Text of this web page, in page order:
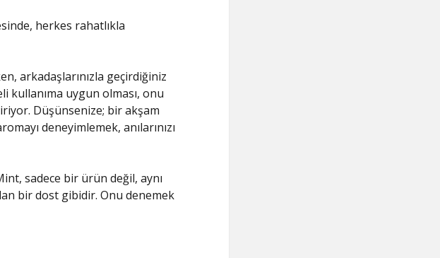
herkes rahatlıkla
arkadaşlarınızla geçirdiğiniz
kullanıma uygun olması, onu
Düşünsenize; bir akşam
deneyimlemek, anılarınızı
sadece bir ürün değil, aynı
bir dost gibidir. Onu denemek